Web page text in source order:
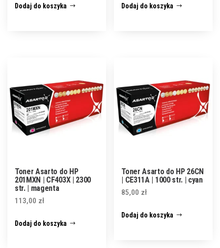
Dodaj do koszyka Dodaj do koszyka
Toner Asarto do HP
201MXN | CF403X | 2300
str. | magenta
113,00 zł
Dodaj do koszyka
Toner Asarto do HP 26CN
| CE311A | 1000 str. | cyan
85,00 zł
Dodaj do koszyka